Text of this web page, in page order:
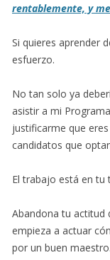
rentablemente, y
Si quieres aprender
esfuerzo.
No tan solo ya
asistir a mi
justificarme que
candidatos que
El trabajo está en tu
Abandona tu actitud
empieza a actuar
por un buen maestro.